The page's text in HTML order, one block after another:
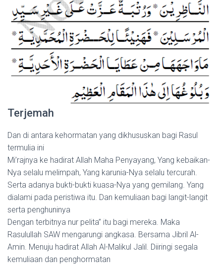
Terjemah
Dan di antara kehormatan yang dikhususkan bagi Rasul
termulia ini
Mi’rajnya ke hadirat Allah Maha Penyayang, Yang kebaikan-
Nya selalu melimpah, Yang karunia-Nya selalu tercurah.
Serta adanya bukti-bukti kuasa-Nya yang gemilang. Yang
dialami pada peristiwa itu. Dan kemuliaan bagi langit-langit
serta penghuninya
Dengan terbitnya nur pelita” itu bagi mereka. Maka
Rasulullah SAW mengarungi angkasa. Bersama Jibril Al-
Amin. Menuju hadirat Allah Al-Malikul Jalil. Diiringi segala
kemuliaan dan penghormatan